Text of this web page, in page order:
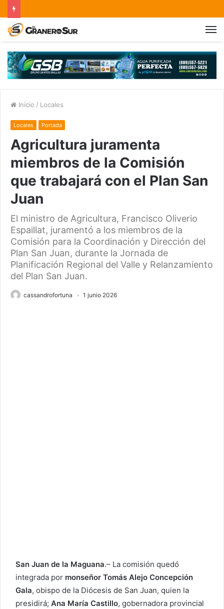
Inicio / Locales
Locales Portada
Agricultura juramenta
miembros de la Comisión
que trabajará con el Plan San
Juan
El ministro de Agricultura, Francisco Oliverio
Espaillat, juramentó a los miembros de la
Comisión para la Coordinación y Dirección del
Plan San Juan, durante la Jornada de
Planificación Regional del Valle y Relanzamiento
del Plan San Juan.
cassandrofortuna 1 junio 2026
San Juan de la Maguana.– La comisión quedó
integrada por monseñor Tomás Alejo Concepción
Gala, obispo de la Diócesis de San Juan, quien la
presidirá; Ana María Castillo, gobernadora provincial